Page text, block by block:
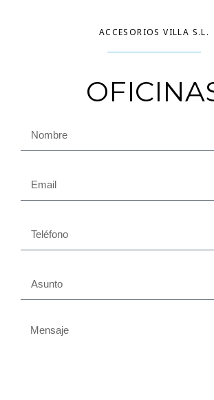
ACCESORIOS VILLA S.L.